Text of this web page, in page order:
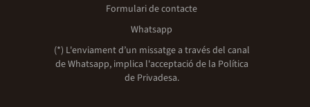
Formulari de contacte
Whatsapp
(*) L'enviament d’un missatge a través del canal
de Whatsapp, implica l'acceptació de la Política
de Privadesa.